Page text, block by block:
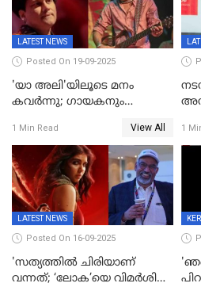
സൈബർലോകവും
LATEST NEWS
Posted On 19-09-2025
'യാ അലി'യിലൂടെ മനം
കവർന്നു; ഗായകനും
അന്തരിച്ചു
1 Min Read View All 1
LATEST NEWS
Posted On 16-09-2025
'സത്യത്തിൽ ചിരിയാണ്
വന്നത്; ‘ലോക’യെ വിമർശിച്ച്